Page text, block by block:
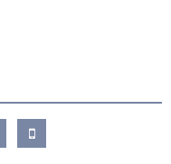
mobile